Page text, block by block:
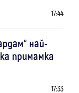
17:44
най-
примамка
17:33